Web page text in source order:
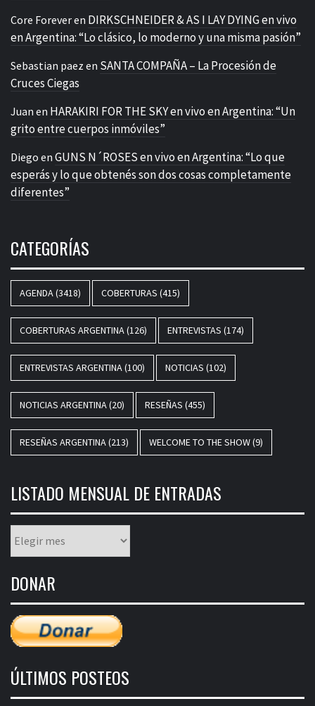
Core Foreveren DIRKSCHNEIDER & AS I LAY DYING en vivo
en Argentina: “Lo clásico, lo moderno y una misma pasión”
Sebastian paez en SANTA COMPAÑA – La Procesión de
Cruces Ciegas
Juan en HARAKIRI FOR THE SKY en vivo en Argentina: “Un
grito entre cuerpos inmóviles”
Diego en GUNS N´ROSES en vivo en Argentina: “Lo que
esperás y lo que obtenés son dos cosas completamente
diferentes”
CATEGORÍAS
AGENDA(3418) COBERTURAS (415)
COBERTURAS ARGENTINA(126) ENTREVISTAS (174)
ENTREVISTAS ARGENTINA(100) NOTICIAS (102)
NOTICIAS ARGENTINA(20) RESEÑAS (455)
RESEÑAS ARGENTINA(213) WELCOME TO THE SHOW(9)
LISTADO MENSUAL DE ENTRADAS
mensual
entradas
DONAR
ÚLTIMOS POSTEOS